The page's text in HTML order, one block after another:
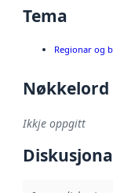
Tema
Regionar og
Nøkkelord
Ikkje oppgitt